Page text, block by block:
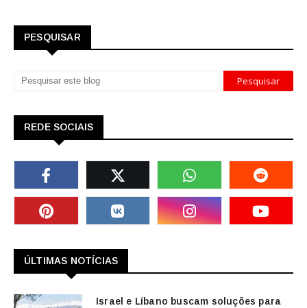
PESQUISAR
REDE SOCIAIS
ÚLTIMAS NOTÍCIAS
Israel e Líbano buscam soluções para